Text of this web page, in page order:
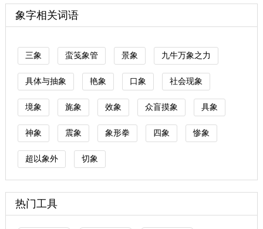
象字相关词语
三象 蛮笺象管 景象 九牛万象之力
具体与抽象 艳象 口象 社会现象
境象 旄象 效象 众盲摸象 具象
神象 震象 象形拳 四象 惨象
超以象外 切象
热门工具